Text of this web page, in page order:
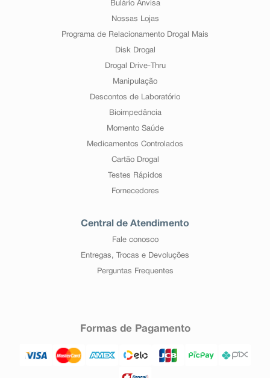
Bulário Anvisa
Nossas Lojas
Programa de Relacionamento Drogal Mais
Disk Drogal
Drogal Drive-Thru
Manipulação
Descontos de Laboratório
Bioimpedância
Momento Saúde
Medicamentos Controlados
Cartão Drogal
Testes Rápidos
Fornecedores
Central de Atendimento
Fale conosco
Entregas, Trocas e Devoluções
Perguntas Frequentes
Formas de Pagamento